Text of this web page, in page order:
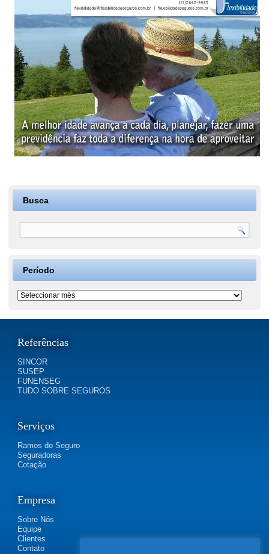
Busca
Período
Período
Referências
SINCOR
SUSEP
FUNENSEG
TUDO SOBRE SEGUROS
Serviços
Ramos do Seguro
Seguradoras
Cotação
Empresa
Sobre Nós
Equipe
Clientes
Contato